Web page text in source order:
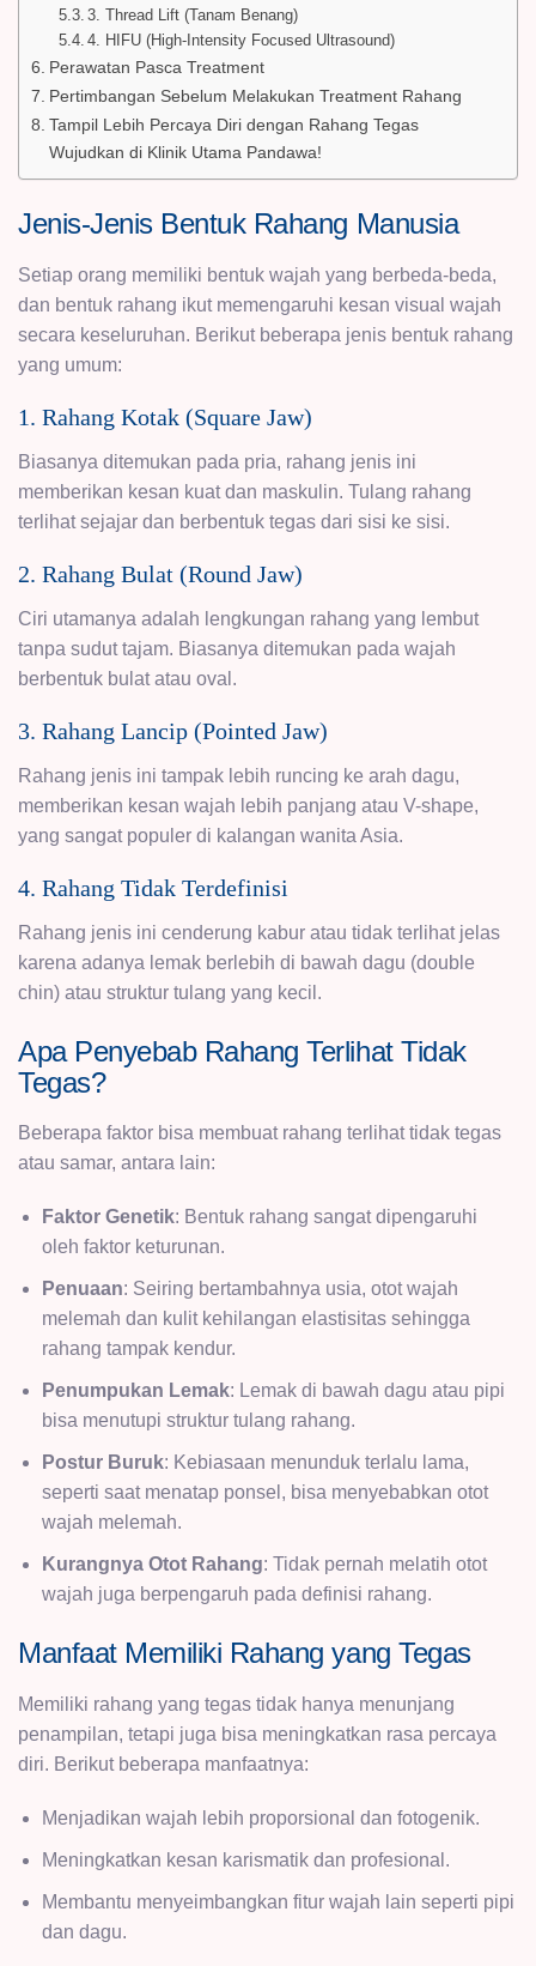
3. Thread Lift (Tanam Benang)
4. HIFU (High-Intensity Focused Ultrasound)
Perawatan Pasca Treatment
Pertimbangan Sebelum Melakukan Treatment Rahang
Tampil Lebih Percaya Diri dengan Rahang Tegas
Wujudkan di Klinik Utama Pandawa!
Jenis-Jenis Bentuk Rahang Manusia
Setiap orang memiliki bentuk wajah yang berbeda-beda,
dan bentuk rahang ikut memengaruhi kesan visual wajah
secara keseluruhan. Berikut beberapa jenis bentuk rahang
yang umum:
1. Rahang Kotak (Square Jaw)
Biasanya ditemukan pada pria, rahang jenis ini
memberikan kesan kuat dan maskulin. Tulang rahang
terlihat sejajar dan berbentuk tegas dari sisi ke sisi.
2. Rahang Bulat (Round Jaw)
Ciri utamanya adalah lengkungan rahang yang lembut
tanpa sudut tajam. Biasanya ditemukan pada wajah
berbentuk bulat atau oval.
3. Rahang Lancip (Pointed Jaw)
Rahang jenis ini tampak lebih runcing ke arah dagu,
memberikan kesan wajah lebih panjang atau V-shape,
yang sangat populer di kalangan wanita Asia.
4. Rahang Tidak Terdefinisi
Rahang jenis ini cenderung kabur atau tidak terlihat jelas
karena adanya lemak berlebih di bawah dagu (double
chin) atau struktur tulang yang kecil.
Apa Penyebab Rahang Terlihat Tidak
Tegas?
Beberapa faktor bisa membuat rahang terlihat tidak tegas
atau samar, antara lain:
Faktor Genetik: Bentuk rahang sangat dipengaruhi
oleh faktor keturunan.
Penuaan: Seiring bertambahnya usia, otot wajah
melemah dan kulit kehilangan elastisitas sehingga
rahang tampak kendur.
Penumpukan Lemak: Lemak di bawah dagu atau pipi
bisa menutupi struktur tulang rahang.
Postur Buruk: Kebiasaan menunduk terlalu lama,
seperti saat menatap ponsel, bisa menyebabkan otot
wajah melemah.
Kurangnya Otot Rahang: Tidak pernah melatih otot
wajah juga berpengaruh pada definisi rahang.
Manfaat Memiliki Rahang yang Tegas
Memiliki rahang yang tegas tidak hanya menunjang
penampilan, tetapi juga bisa meningkatkan rasa percaya
diri. Berikut beberapa manfaatnya:
Menjadikan wajah lebih proporsional dan fotogenik.
Meningkatkan kesan karismatik dan profesional.
Membantu menyeimbangkan fitur wajah lain seperti pipi
dan dagu.